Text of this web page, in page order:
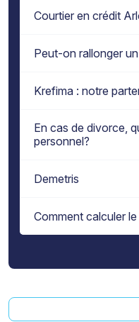
Courtier en crédit
Peut-on rallonger
Krefima : notre
En cas de divorce,
personnel?
Demetris
Comment calculer